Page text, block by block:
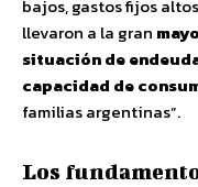
bajos, gastos fijos
llevaron a la gran
situación de
capacidad de
familias argentinas”.
Los